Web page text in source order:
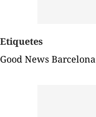
Etiquetes
Good News Barcelona